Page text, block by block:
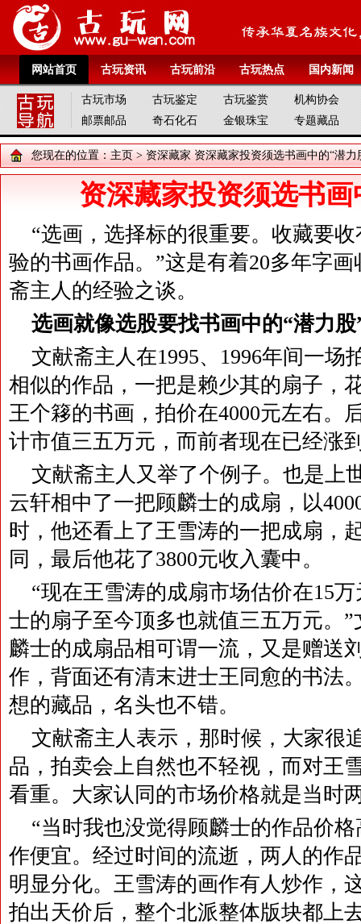
网站首页 古玩资讯 古玩前沿 古玩热点 国内新闻
古玩市场 古玩鉴定 古玩鉴赏
机构协会
邮票邮品
奇石化石 金银珠宝 专题藏品
您现在的位置： 主页 > 资深藏家 资深藏家投资须选书画中的“潜力
资深藏家投资须选书画
“选画，选择标的很重要。收藏要
验的书画作品。”这是有着20多年字
斋主人的经验之谈。
选画就像选股要找书画中的“潜力股
文献斋主人在1995、1996年间一场
相似的作品，一把是赖少其的扇子，
王个簃的书画，拍价在4000元左右。
计市值三五万元，而前者现在已经涨
文献斋主人又举了个例子。也是上
云轩相中了一把顾麟士的成扇，以
时，他还看上了王雪涛的一把成扇，
同，最后他花了3800元收入囊中。
“现在王雪涛的成扇市场估价在15
士的扇子至今顶多也就值三五万元。
麟士的成扇品相可谓一流，又是赠送
作，背面还有清末进士王同愈的书法
想的藏品，名头也不错。
文献斋主人表示，那时候，大家很
品，拍卖会上自然也不轻视，而对王
看重。大家认同的市场价格就是当时
“当时我也没觉得顾麟士的作品价
作便宜。经过时间的流逝，两人的作
明显分化。王雪涛的画作有人炒作，
拍出天价后，整个北派整体版块都上